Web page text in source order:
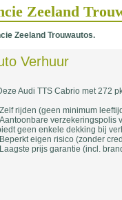
Zeeland
Zeeland Trouwautos.
Verhuur
Audi TTS Cabrio met 272
rijden (geen minimum
verzekeringspolis
geen enkele dekking bij
eigen risico (zonder
prijs garantie (incl.